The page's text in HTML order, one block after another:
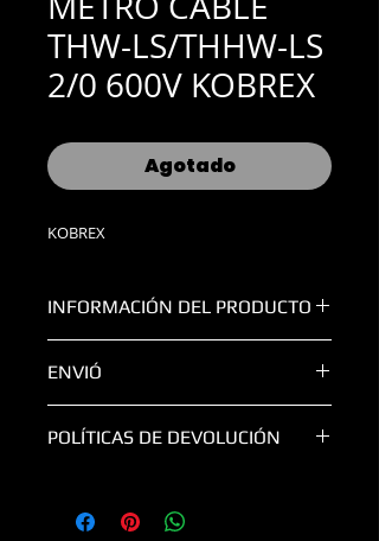
THW-LS/THHW-LS
2/0 600V KOBREX
Agotado
KOBREX
INFORMACIÓN DEL PRODUCTO
COLOR:
MARCA:Kobrex
ENVIÓ
ZONA METROPOLITANA DE
POLÍTICAS DE DEVOLUCIÓN
CAUSARA UN CARGO DE 20%,
SEGUN SEA EL CASO.